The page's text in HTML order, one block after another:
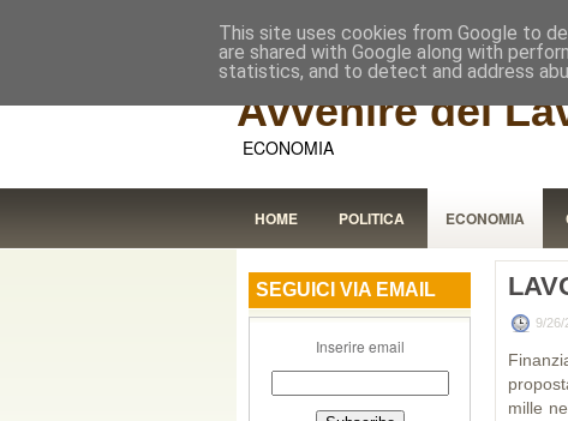
Avvenire dei
ECONOMIA
HOME POLITICA ECONOMIA
SEGUICI VIA EMAIL
Inserire email
9/26/
mille
This site uses cookies from Google to
are shared with Google along with
statistics, and to detect and address